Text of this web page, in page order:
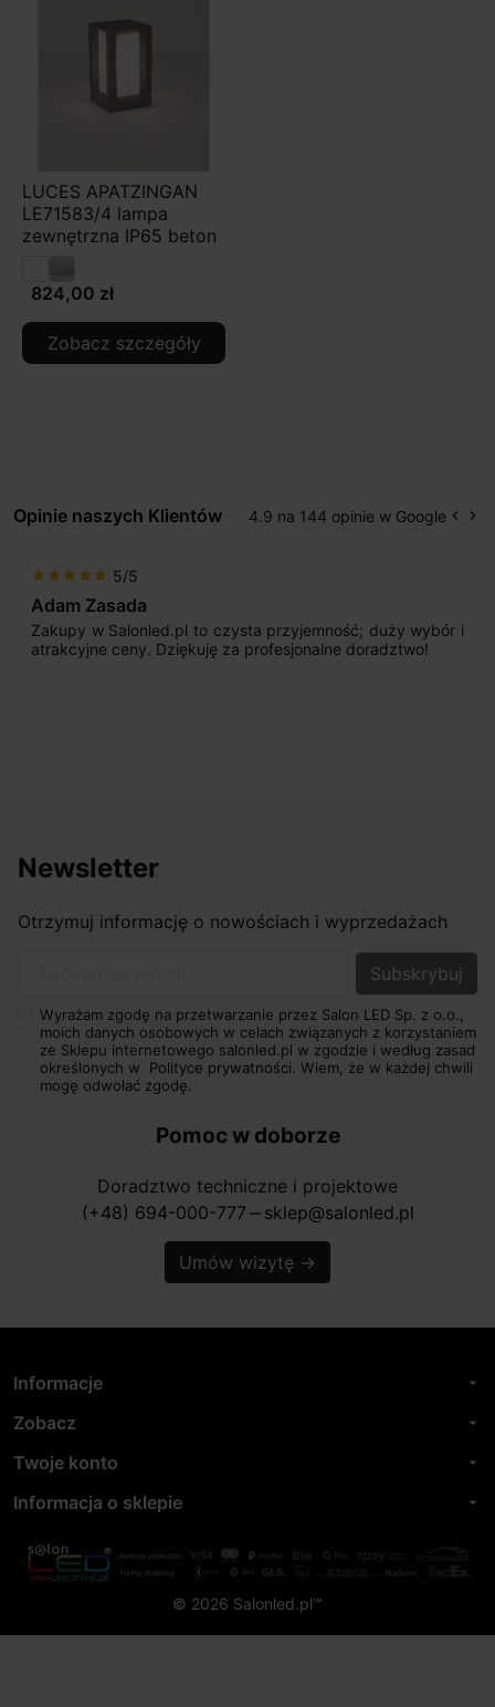
LUCES APATZINGAN
LE71583/4 lampa
zewnętrzna IP65 beton
824,00 zł
Zobacz szczegóły
Opinie naszych Klientów 4.9 na 144 opinie w Google keyboard_arrow_left keyboard_arrow_right
star star star star star 5/5
Adam Zasada
Zakupy w Salonled.pl to czysta przyjemność; duży wybór i
atrakcyjne ceny. Dziękuję za profesjonalne doradztwo!
Newsletter
Otrzymuj informację o nowościach i wyprzedażach
Wyrażam zgodę na przetwarzanie przez Salon LED Sp. z o.o.,
moich danych osobowych w celach związanych z korzystaniem
ze Sklepu internetowego salonled.pl w zgodzie i według zasad
określonych w Polityce prywatności. Wiem, że w każdej chwili
mogę odwołać zgodę.
Pomoc w doborze
Doradztwo techniczne i projektowe
(+48) 694-000-777 horizontal_rule sklep@salonled.pl
Umów wizytę →
Informacje arrow_drop_down
Zobacz arrow_drop_down
Twoje konto arrow_drop_down
Informacja o sklepie arrow_drop_down
© 2026 Salonled.pl™